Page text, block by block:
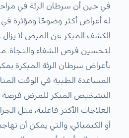
في حين أن سرطان الرئة في
له أعراض أكثر وضوحًا ومؤثرة
الكشف المبكر عن المرض لا
لتحسين فرص الشفاء والنجاة.
بأعراض سرطان الرئة المبكرة
المساعدة الطبية في الوقت
التشخيص المبكر للمرض فرصة
العلاجات الأكثر فاعلية، مثل
أو الكيميائي، والتي يمكن أن